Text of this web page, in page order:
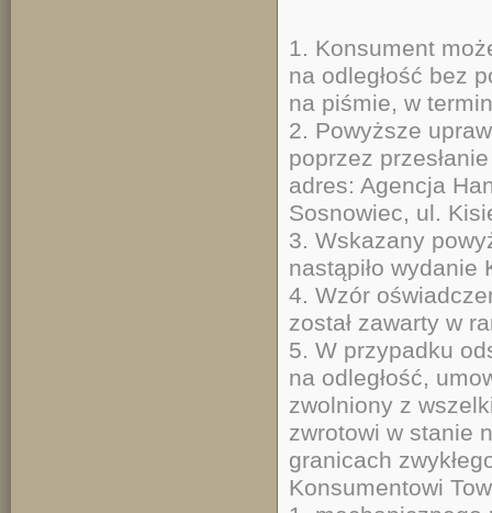
1. Konsument
na odległość bez
na piśmie, w
2. Powyższe
poprzez
adres: Agencja
Sosnowiec, ul.
3. Wskazany
nastąpiło wydanie
4. Wzór
został zawarty w
5. W przypadku
na odległość,
zwolniony z
zwrotowi w stanie
granicach
Konsumentowi